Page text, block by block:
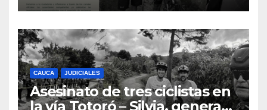
Nacional
CAUCA JUDICIALES
Asesinato de tres ciclistas en
la vía Totoró – Silvia, genera